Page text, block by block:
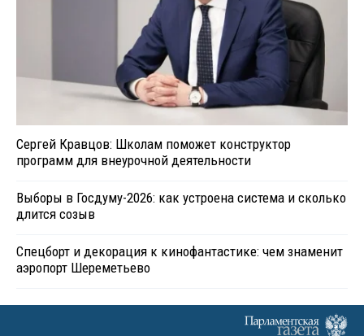
Сергей Кравцов: Школам поможет конструктор
программ для внеурочной деятельности
Выборы в Госдуму-2026: как устроена система и сколько
длится созыв
Спецборт и декорация к кинофантастике: чем знаменит
аэропорт Шереметьево